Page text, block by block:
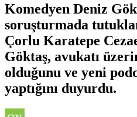
Komedyen Deniz
soruşturmada
Çorlu Karatepe
Göktaş, avukatı
olduğunu ve yeni
yaptığını duyurdu.